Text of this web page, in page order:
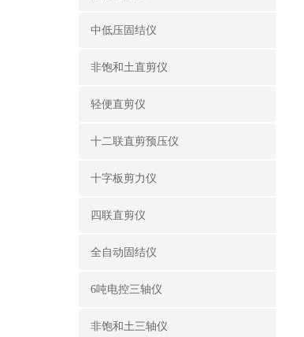
中低压固结仪
非饱和土直剪仪
轻便直剪仪
十二联直剪预压仪
十字板剪力仪
四联直剪仪
全自动固结仪
6吨电控三轴仪
非饱和土三轴仪